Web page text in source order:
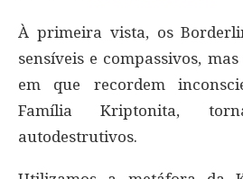
À primeira vista, os
sensíveis e compassivos,
em que recordem
Família Kriptonita,
autodestrutivos.